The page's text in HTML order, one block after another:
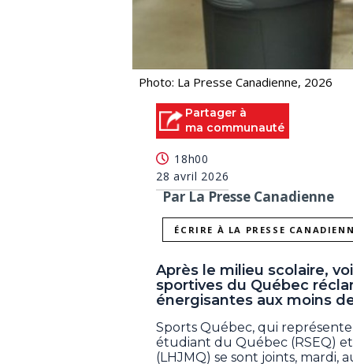
Photo: La Presse Canadienne, 2026
Partager à
ma communauté
18h00
28 avril 2026
Par La Presse Canadienne
ÉCRIRE À LA PRESSE
Après le milieu scolaire,
sportives du Québec
énergisantes aux moins
Sports Québec, qui
étudiant du Québec (RSEQ)
(LHJMQ) se sont joints, mardi,